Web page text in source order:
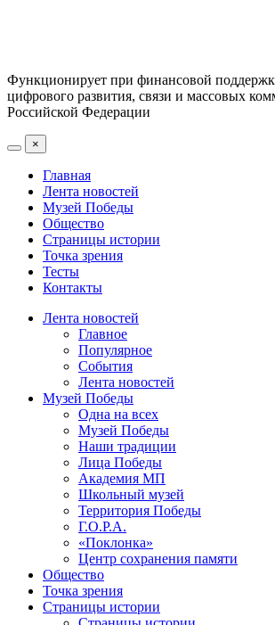
Функционирует при финансовой
цифрового развития, связи и массовых
Российской Федерации
×
Главная
Лента новостей
Музей Победы
Общество
Страницы истории
Точка зрения
Тесты
Контакты
Лента новостей
Главное
Популярное
События
Лента новостей
Музей Победы
Одна на всех
Музей Победы
Наши традиции
Лица Победы
Академия МП
Школьный музей
Территория Победы
Г.О.Р.А.
«Поклонка»
Центр сохранения памяти
Общество
Точка зрения
Страницы истории